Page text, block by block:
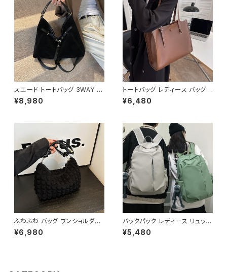
ッグ バックパック バッグパック
シンプル サッチェルバッグ ショル
ダー ハンドバッグ ブラウン ブラ
ック デート 通勤バッグ 学生 学
校 通学 オフィスカジュアル デイ
リー お出かけ オフィス カジュア
ル 上品 大人 10代 20代 30代
40代 K-B0046
4 B4 シンプル バッグパック バッ
ク ロゴ ブラック ホワイト ブル
ー グレー フェイクレザー PU
撥水 防水 キャンプ リュック バッ
グパック 学校 カレッジコーデ カ
ジュアル デイリー お出かけ K-
B0041
スエード トートバッグ 3WAY シ
ョルダーバッグ レディース バッ
グ 斜めがけ 軽量 A4収納 大容
おしゃれ 通勤通学 黒 茶色 ダー
¥8,980
トートバッグ レディース バッグ
春夏 秋冬 春 夏 秋 冬 黒 白 バ
ッグ ハンドバッグ 肩掛け かばん
バッグ シンプル トートバック ホ
ワイト ベージュ コーヒー ブラッ
ク デート 通勤バッグ オフィスカ
ジュアル デイリー お出かけ オ
フィス カジュアル OL 上品 大人
10代 20代 30代 40代 K-B00
53
¥6,480
ふわふわ バッグ ワンショルダー
バッグ ハンドバッグ 韓国風 レデ
ィース かわいい 小さめ 軽量 お
¥6,980
バックパック レディース リュック
春夏 秋冬 春 夏 秋 冬 黒 バッグ
大容量 リュックサック かばん ロ
¥5,480